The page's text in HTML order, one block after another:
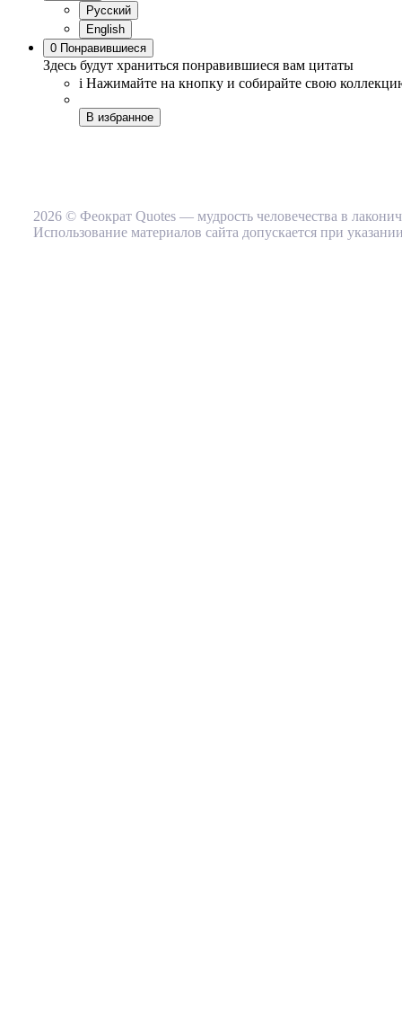
Русский
English
0 Понравившиеся
Здесь будут храниться понравившиеся вам цитаты
i Нажимайте на кнопку и собирайте свою
В избранное
2026 © Феократ Quotes — мудрость человечества в
Использование материалов сайта допускается при